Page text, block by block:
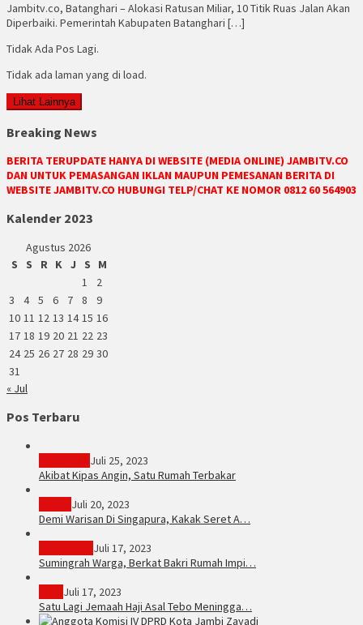
Jambitv.co, Batanghari – Alokasi Ratusan Miliar, 10 Titik Ruas Jalan Akan
Diperbaiki. Pemerintah Kabupaten Batanghari […]
Tidak Ada Pos Lagi.
Tidak ada laman yang di load.
Lihat Lainnya
Breaking News
BERITA TERUPDATE HANYA DI WEBSITE (MEDIA ONLINE) JAMBITV.CO
DAN UNTUK PEMASANGAN IKLAN MAUPUN PEMESANAN BERITA DI
WEBSITE JAMBITV.CO HUBUNGI TELP/CHAT KE NOMOR 0812 60 564903
Kalender 2023
Agustus 2026
S
S R K J S
M
1
2
3
4 5 6 7 8
9
10 11 12 13 14 15 16
17 18 19 20 21 22 23
24 25 26 27 28 29 30
31
« Jul
Pos Terbaru
Juli 25, 2023
Akibat Kipas Angin, Satu Rumah Terbakar
Juli 20, 2023
Demi Warisan Di Singapura, Kakak Seret A…
Juli 17, 2023
Sumingrah Warga, Berkat Bakri Rumah Impi…
Juli 17, 2023
Satu Lagi Jemaah Haji Asal Tebo Meningga…